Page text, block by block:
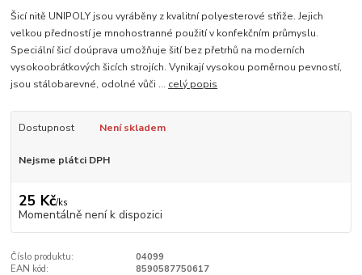
Šicí nitě UNIPOLY jsou vyráběny z kvalitní polyesterové střiže. Jejich
velkou předností je mnohostranné použití v konfekčním průmyslu.
Speciální šicí doúprava umožňuje šití bez přetrhů na moderních
vysokoobrátkových šicích strojích. Vynikají vysokou poměrnou pevností,
jsou stálobarevné, odolné vůči ... celý popis
Dostupnost Není skladem
Nejsme plátci DPH
25 Kč/ks
Momentálně není k dispozici
Číslo produktu:
04099
EAN kód:
8590587750617